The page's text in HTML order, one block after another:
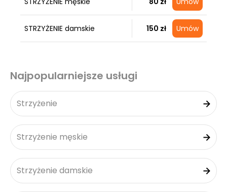
STRZYŻENIE damskie 150 zł Umów
Najpopularniejsze usługi
Strzyżenie
Strzyżenie męskie
Strzyżenie damskie